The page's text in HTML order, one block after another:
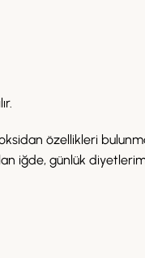
özellikleri
iğde, günlük